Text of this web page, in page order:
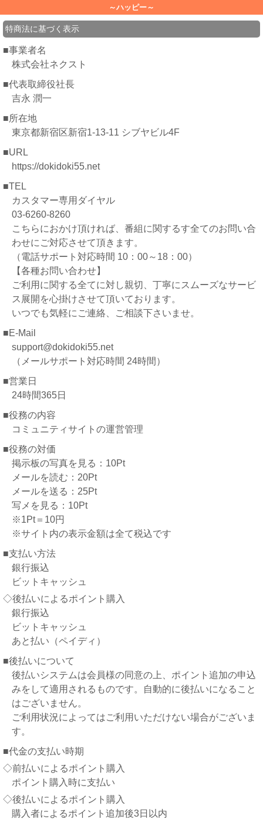
～ハッピー～
特商法に基づく表示
■事業者名
株式会社ネクスト
■代表取締役社長
吉永 潤一
■所在地
東京都新宿区新宿1-13-11 シブヤビル4F
■URL
https://dokidoki55.net
■TEL
カスタマー専用ダイヤル
03-6260-8260
こちらにおかけ頂ければ、番組に関するす全てのお問い合
わせにご対応させて頂きます。
（電話サポート対応時間 10：00～18：00）
【各種お問い合わせ】
ご利用に関する全てに対し親切、丁寧にスムーズなサービ
ス展開を心掛けさせて頂いております。
いつでも気軽にご連絡、ご相談下さいませ。
■E-Mail
support@dokidoki55.net
（メールサポート対応時間 24時間）
■営業日
24時間365日
■役務の内容
コミュニティサイトの運営管理
■役務の対価
掲示板の写真を見る：10Pt
メールを読む：20Pt
メールを送る：25Pt
写メを見る：10Pt
※1Pt＝10円
※サイト内の表示金額は全て税込です
■支払い方法
銀行振込
ビットキャッシュ
◇後払いによるポイント購入
銀行振込
ビットキャッシュ
あと払い（ペイディ）
■後払いについて
後払いシステムは会員様の同意の上、ポイント追加の申込
みをして適用されるものです。自動的に後払いになること
はございません。
ご利用状況によってはご利用いただけない場合がございま
す。
■代金の支払い時期
◇前払いによるポイント購入
ポイント購入時に支払い
◇後払いによるポイント購入
購入者によるポイント追加後3日以内